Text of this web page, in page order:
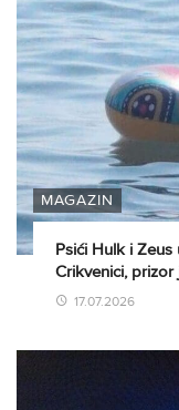
MAGAZIN
Psići Hulk i
Crikvenici,
17.07.2026